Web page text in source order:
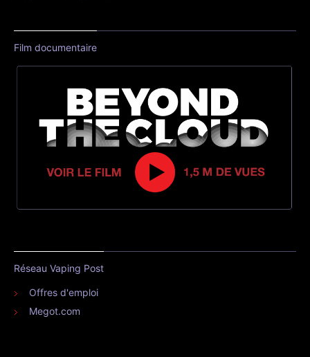
Film documentaire
Réseau Vaping Post
Offres d'emploi
Megot.com